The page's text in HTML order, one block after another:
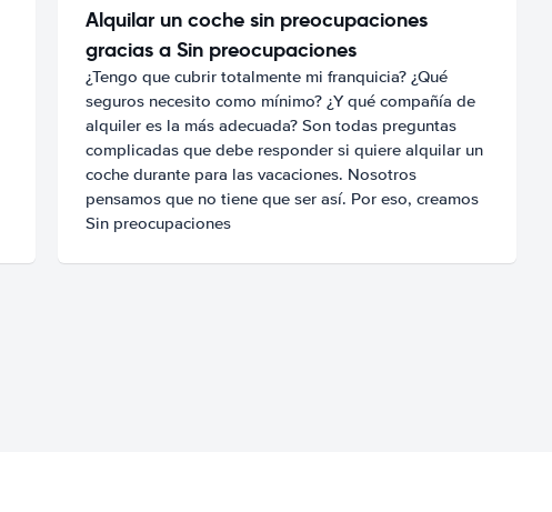
Alquilar un coche sin preocupaciones
gracias a Sin preocupaciones
¿Tengo que cubrir totalmente mi franquicia? ¿Qué
seguros necesito como mínimo? ¿Y qué compañía de
alquiler es la más adecuada? Son todas preguntas
complicadas que debe responder si quiere alquilar un
coche durante para las vacaciones. Nosotros
pensamos que no tiene que ser así. Por eso, creamos
Sin preocupaciones